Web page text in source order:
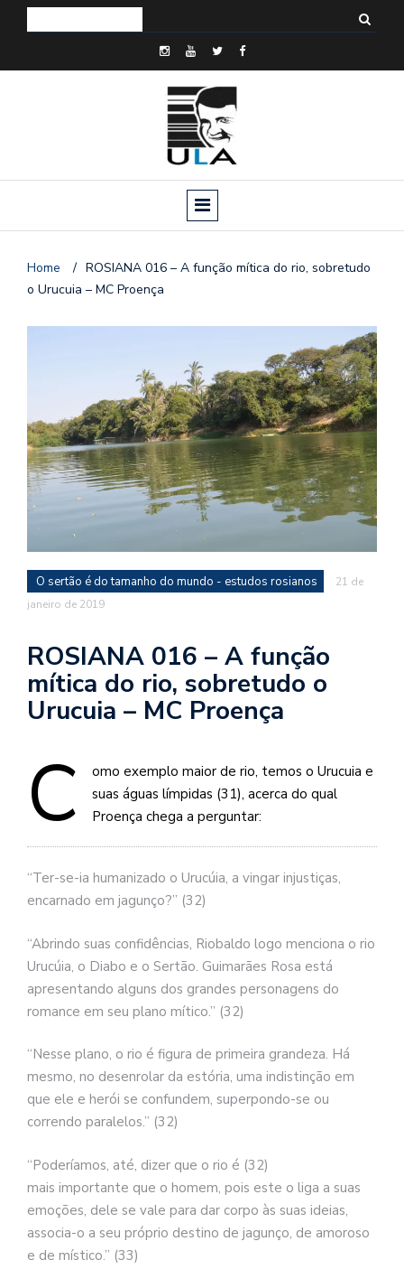
Home / ROSIANA 016 – A função mítica do rio, sobretudo
o Urucuia – MC Proença
O sertão é do tamanho do mundo - estudos rosianos
21 de
janeiro de 2019
ROSIANA 016 – A função
mítica do rio, sobretudo o
Urucuia – MC Proença
C
omo exemplo maior de rio, temos o Urucuia e
suas águas límpidas (31), acerca do qual
Proença chega a perguntar:
“Ter-se-ia humanizado o Urucúia, a vingar injustiças,
encarnado em jagunço?” (32)
“Abrindo suas confidências, Riobaldo logo menciona o rio
Urucúia, o Diabo e o Sertão. Guimarães Rosa está
apresentando alguns dos grandes personagens do
romance em seu plano mítico.” (32)
“Nesse plano, o rio é figura de primeira grandeza. Há
mesmo, no desenrolar da estória, uma indistinção em
que ele e herói se confundem, superpondo-se ou
correndo paralelos.” (32)
“Poderíamos, até, dizer que o rio é (32)
mais importante que o homem, pois este o liga a suas
emoções, dele se vale para dar corpo às suas ideias,
associa-o a seu próprio destino de jagunço, de amoroso
e de místico.” (33)